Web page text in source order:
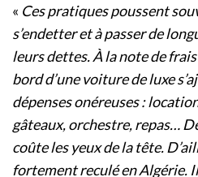
« Ces pratiques poussent
s’endetter et à passer de
leurs dettes. À la note de
bord d’une voiture de luxe
dépenses onéreuses :
gâteaux, orchestre, repas…
coûte les yeux de la tête.
fortement reculé en Algérie.